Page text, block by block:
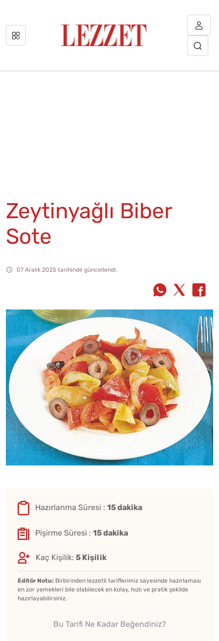
Zeytinyağlı Biber
Sote
07 Aralık 2025 tarihinde güncellendi.
Hazırlanma Süresi : 15 dakika
Pişirme Süresi : 15 dakika
Kaç Kişilik: 5 Kişilik
Editör Notu: Birbirinden lezzetli tariflerimiz sayesinde hazırlaması
en zor yemekleri bile olabilecek en kolay, hızlı ve pratik şekilde
hazırlayabilirsiniz.
Bu Tarifi Ne Kadar Beğendiniz?